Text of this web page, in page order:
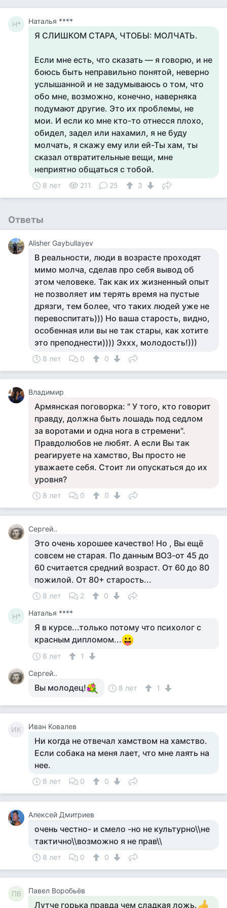
Н* Наталья ****
Я СЛИШКОМ СТАРА, ЧТОБЫ: МОЛЧАТЬ.
Если мне есть, что сказать — я говорю, и не
боюсь быть неправильно понятой, неверно
услышанной и не задумываюсь о том, что
обо мне, возможно, конечно, наверняка
подумают другие. Это их проблемы, не
мои. И если ко мне кто-то отнесся плохо,
обидел, задел или нахамил, я не буду
молчать, я скажу ему или ей-Ты хам, ты
сказал отвратительные вещи, мне
неприятно общаться с тобой.
8 лет 211 25 3
Ответы
Alisher Gaybullayev
В реальности, люди в возрасте проходят
мимо молча, сделав про себя вывод об
этом человеке. Так как их жизненный опыт
не позволяет им терять время на пустые
дрязги, тем более, что таких людей уже не
перевоспитать))) Но ваша старость, видно,
особенная или вы не так стары, как хотите
это преподнести)))) Эххх, молодость!)))
8 лет 0 0
Владимир
Армянская поговорка: " У того, кто говорит
правду, должна быть лошадь под седлом
за воротами и одна нога в стремени".
Правдолюбов не любят. А если Вы так
реагируете на хамство, Вы просто не
уважаете себя. Стоит ли опускаться до их
уровня?
8 лет 0 0
Сергей..
Это очень хорошее качество! Но , Вы ещё
совсем не старая. По данным ВОЗ-от 45 до
60 считается средний возраст. От 60 до 80
пожилой. От 80+ старость...
8 лет 2 0
Н* Наталья ****
Я в курсе...только потому что психолог с
красным дипломом...
8 лет
1
Сергей..
Вы молодец! 8 лет 1
ИК Иван Ковалев
Ни когда не отвечал хамством на хамство.
Если собака на меня лает, что мне лаять на
нее.
8 лет 0 0
Алексей Дмитриев
очень честно- и смело -но не культурно\\не
тактично\\возможно я не прав\\
8 лет 0 0
ПВ Павел Воробьёв
Лутче горька правда чем сладкая ложь.